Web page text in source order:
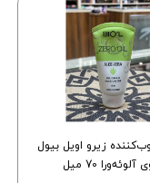
زیرو اویل بیول
70 میل